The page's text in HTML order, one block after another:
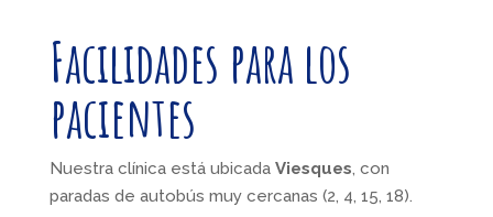
Facilidades para los
pacientes
Nuestra clínica está ubicada Viesques, con
paradas de autobús muy cercanas (2, 4, 15, 18).